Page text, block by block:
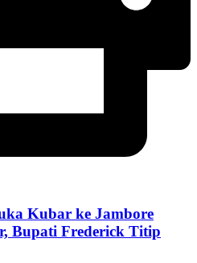
Kubar ke Jambore
Bupati Frederick Titip